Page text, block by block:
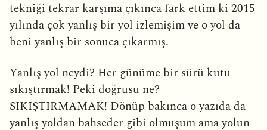
tekniği tekrar karşıma çıkınca fark ettim ki 2015
yılında çok yanlış bir yol izlemişim ve o yol da
beni yanlış bir sonuca çıkarmış.
Yanlış yol neydi? Her günüme bir sürü kutu
sıkıştırmak! Peki doğrusu ne?
SIKIŞTIRMAMAK! Dönüp bakınca o yazıda da
yanlış yoldan bahseder gibi olmuşum ama yolun